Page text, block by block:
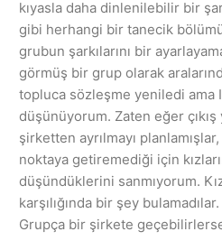
kıyasla daha dinlenilebilir bir
gibi herhangi bir tanecik
grubun şarkılarını bir
görmüş bir grup olarak
topluca sözleşme yeniledi ama
düşünüyorum. Zaten eğer
şirketten ayrılmayı
noktaya getiremediği için
düşündüklerini sanmıyorum.
karşılığında bir şey
Grupça bir şirkete